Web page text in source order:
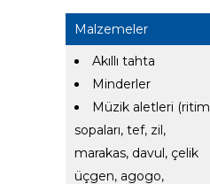
Malzemeler
Akıllı tahta
Minderler
Müzik aletleri (ritim
sopaları, tef, zil,
marakas, davul, çelik
üçgen, agogo,